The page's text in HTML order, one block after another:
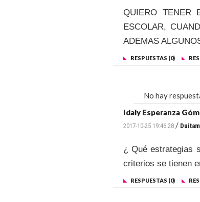
QUIERO TENER
ESCOLAR,
ADEMAS
RESPUESTAS (0)
No hay
Idaly Esperanza
2017-10-25 19:46:28 /
¿ Qué estrategias
criterios se tienen
RESPUESTAS (0)